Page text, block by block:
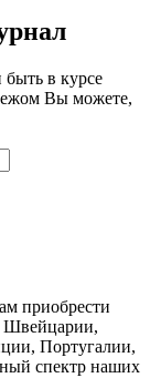
в курсе
Вы можете,
приобрести
Швейцарии,
Португалии,
спектр наших